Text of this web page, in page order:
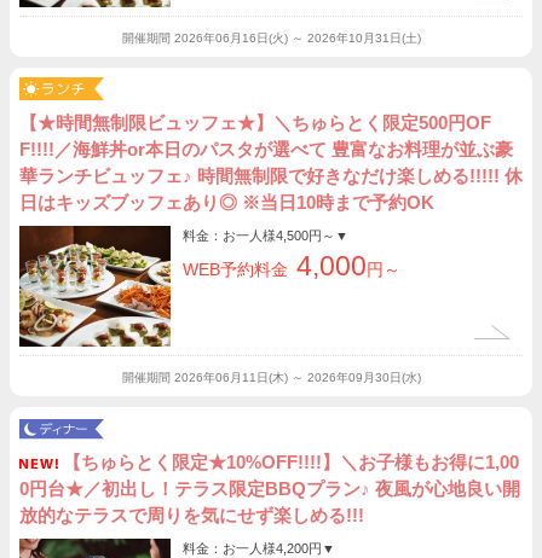
開催期間 2026年06月16日(火) ～ 2026年10月31日(土)
【★時間無制限ビュッフェ★】＼ちゅらとく限定500円OF
F!!!!／海鮮丼or本日のパスタが選べて 豊富なお料理が並ぶ豪
華ランチビュッフェ♪ 時間無制限で好きなだけ楽しめる!!!!! 休
日はキッズブッフェあり◎ ※当日10時まで予約OK
料金：お一人様4,500円～ ▼
WEB予約料金 4,000円～
開催期間 2026年06月11日(木) ～ 2026年09月30日(水)
【ちゅらとく限定★10%OFF!!!!】＼お子様もお得に1,00
0円台★／初出し！テラス限定BBQプラン♪ 夜風が心地良い開
放的なテラスで周りを気にせず楽しめる!!!
料金：お一人様4,200円 ▼